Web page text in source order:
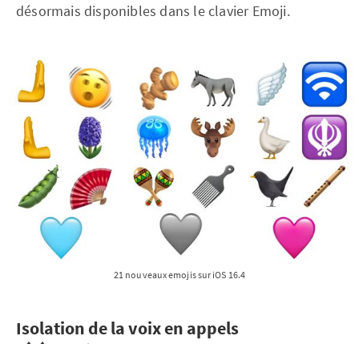
désormais disponibles dans le clavier Emoji.
21 nouveaux emojis sur iOS 16.4
Isolation de la voix en appels